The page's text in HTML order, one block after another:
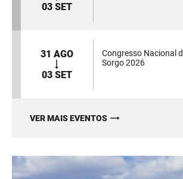
03 SET
31 AGO
03 SET
Congresso Nacional
Sorgo 2026
VER MAIS EVENTOS